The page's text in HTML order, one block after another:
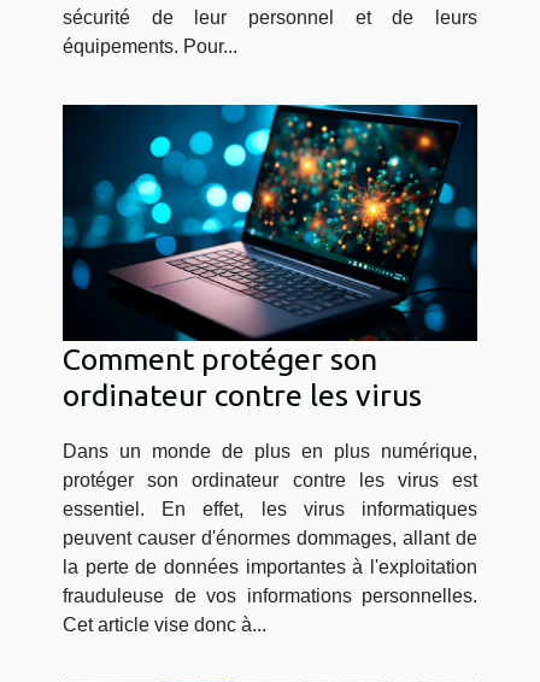
sécurité de leur personnel et de leurs
équipements. Pour...
Comment protéger son
ordinateur contre les virus
Dans un monde de plus en plus numérique,
protéger son ordinateur contre les virus est
essentiel. En effet, les virus informatiques
peuvent causer d'énormes dommages, allant de
la perte de données importantes à l'exploitation
frauduleuse de vos informations personnelles.
Cet article vise donc à...